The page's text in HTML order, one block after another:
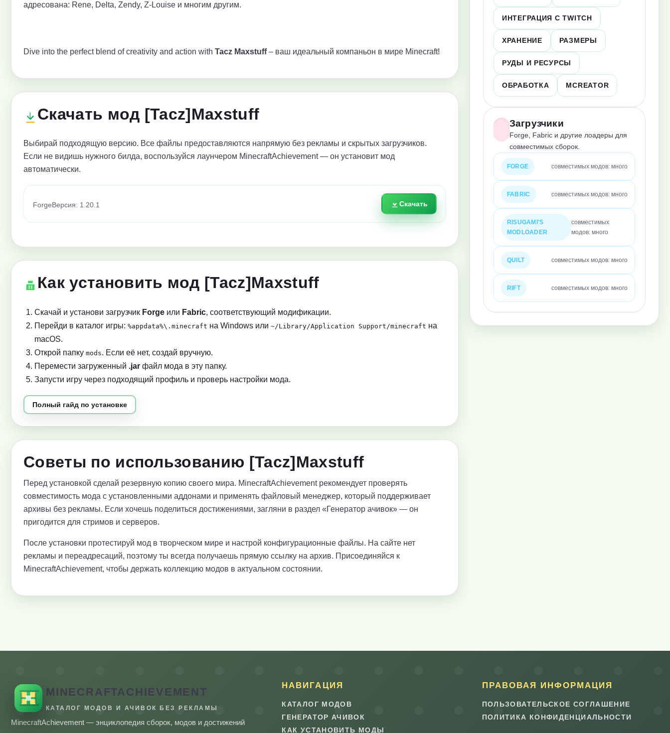
адресована: Rene, Delta, Zendy, Z-Louise и многим другим.
Dive into the perfect blend of creativity and action with Tacz Maxstuff– ваш идеальный компаньон в мире Minecraft!
Скачать мод [Tacz]Maxstuff
Выбирай подходящую версию. Все файлы предоставляются напрямую без рекламы и скрытых загрузчиков.
Если не видишь нужного билда, воспользуйся лаунчером MinecraftAchievement — он установит мод
автоматически.
Forge Версия: 1.20.1 Скачать
Как установить мод [Tacz]Maxstuff
Скачай и установи загрузчик Forge или Fabric, соответствующий модификации.
Перейди в каталог игры: %appdata%\.minecraft на Windows или ~/Library/Application Support/minecraft на
macOS.
Открой папку mods. Если её нет, создай вручную.
Перемести загруженный .jar файл мода в эту папку.
Запусти игру через подходящий профиль и проверь настройки мода.
Полный гайд по установке
Советы по использованию [Tacz]Maxstuff
Перед установкой сделай резервную копию своего мира. MinecraftAchievement рекомендует проверять
совместимость мода с установленными аддонами и применять файловый менеджер, который поддерживает
архивы без рекламы. Если хочешь поделиться достижениями, загляни в раздел «Генератор ачивок» — он
пригодится для стримов и серверов.
После установки протестируй мод в творческом мире и настрой конфигурационные файлы. На сайте нет
рекламы и переадресаций, поэтому ты всегда получаешь прямую ссылку на архив. Присоединяйся к
MinecraftAchievement, чтобы держать коллекцию модов в актуальном состоянии.
ИНТЕГРАЦИЯ С TWITCH
ХРАНЕНИЕ РАЗМЕРЫ
РУДЫ И РЕСУРСЫ
ОБРАБОТКА MCREATOR
Загрузчики
Forge, Fabric и другие лоадеры для
совместимых сборок.
FORGE совместимых модов: много
FABRIC совместимых модов: много
RISUGAMI'S
MODLOADER
совместимых
модов: много
QUILT совместимых модов: много
RIFT совместимых модов: много
MINECRAFTACHIEVEMENT
КАТАЛОГ МОДОВ И АЧИВОК БЕЗ РЕКЛАМЫ
MinecraftAchievement — энциклопедия сборок, модов и достижений
НАВИГАЦИЯ
КАТАЛОГ МОДОВ
ГЕНЕРАТОР АЧИВОК
КАК УСТАНОВИТЬ МОДЫ
ПРАВОВАЯ ИНФОРМАЦИЯ
ПОЛЬЗОВАТЕЛЬСКОЕ СОГЛАШЕНИЕ
ПОЛИТИКА КОНФИДЕНЦИАЛЬНОСТИ